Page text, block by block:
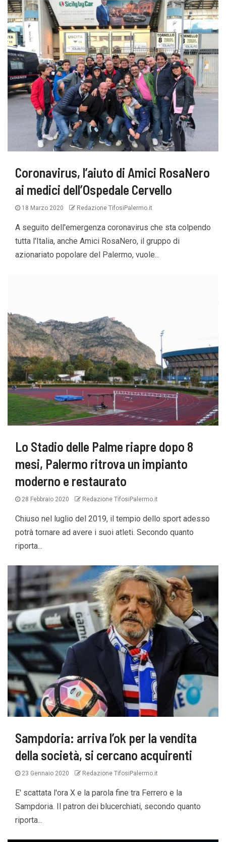
Coronavirus, l’aiuto di Amici RosaNero
ai medici dell’Ospedale Cervello
18 Marzo 2020 Redazione TifosiPalermo.it
A seguito dell'emergenza coronavirus che sta colpendo
tutta l'Italia, anche Amici RosaNero, il gruppo di
azionariato popolare del Palermo, vuole...
Lo Stadio delle Palme riapre dopo 8
mesi, Palermo ritrova un impianto
moderno e restaurato
28 Febbraio 2020 Redazione TifosiPalermo.it
Chiuso nel luglio del 2019, il tempio dello sport adesso
potrà tornare ad avere i suoi atleti. Secondo quanto
riporta...
Sampdoria: arriva l’ok per la vendita
della società, si cercano acquirenti
23 Gennaio 2020 Redazione TifosiPalermo.it
E' scattata l'ora X e la parola fine tra Ferrero e la
Sampdoria. Il patron dei blucerchiati, secondo quanto
riporta...